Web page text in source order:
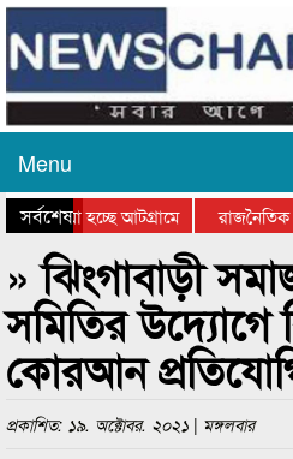
Menu
সর্বশেষ
যাওয়া হচ্ছে আটগ্রামে
রাজনৈতিক
পুরস্কার বিতরণ সম্পন্ন
সিলেটে
» ঝিংগাবাড়ী
সমিতির
কোরআন
প্রকাশিত: ১৯. অক্টোবর. ২০২১ | মঙ্গলবার